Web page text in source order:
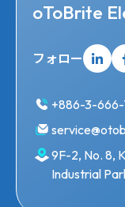
oToBrite
フォロー
+886-3-
9F-2, No. 8,
Industrial